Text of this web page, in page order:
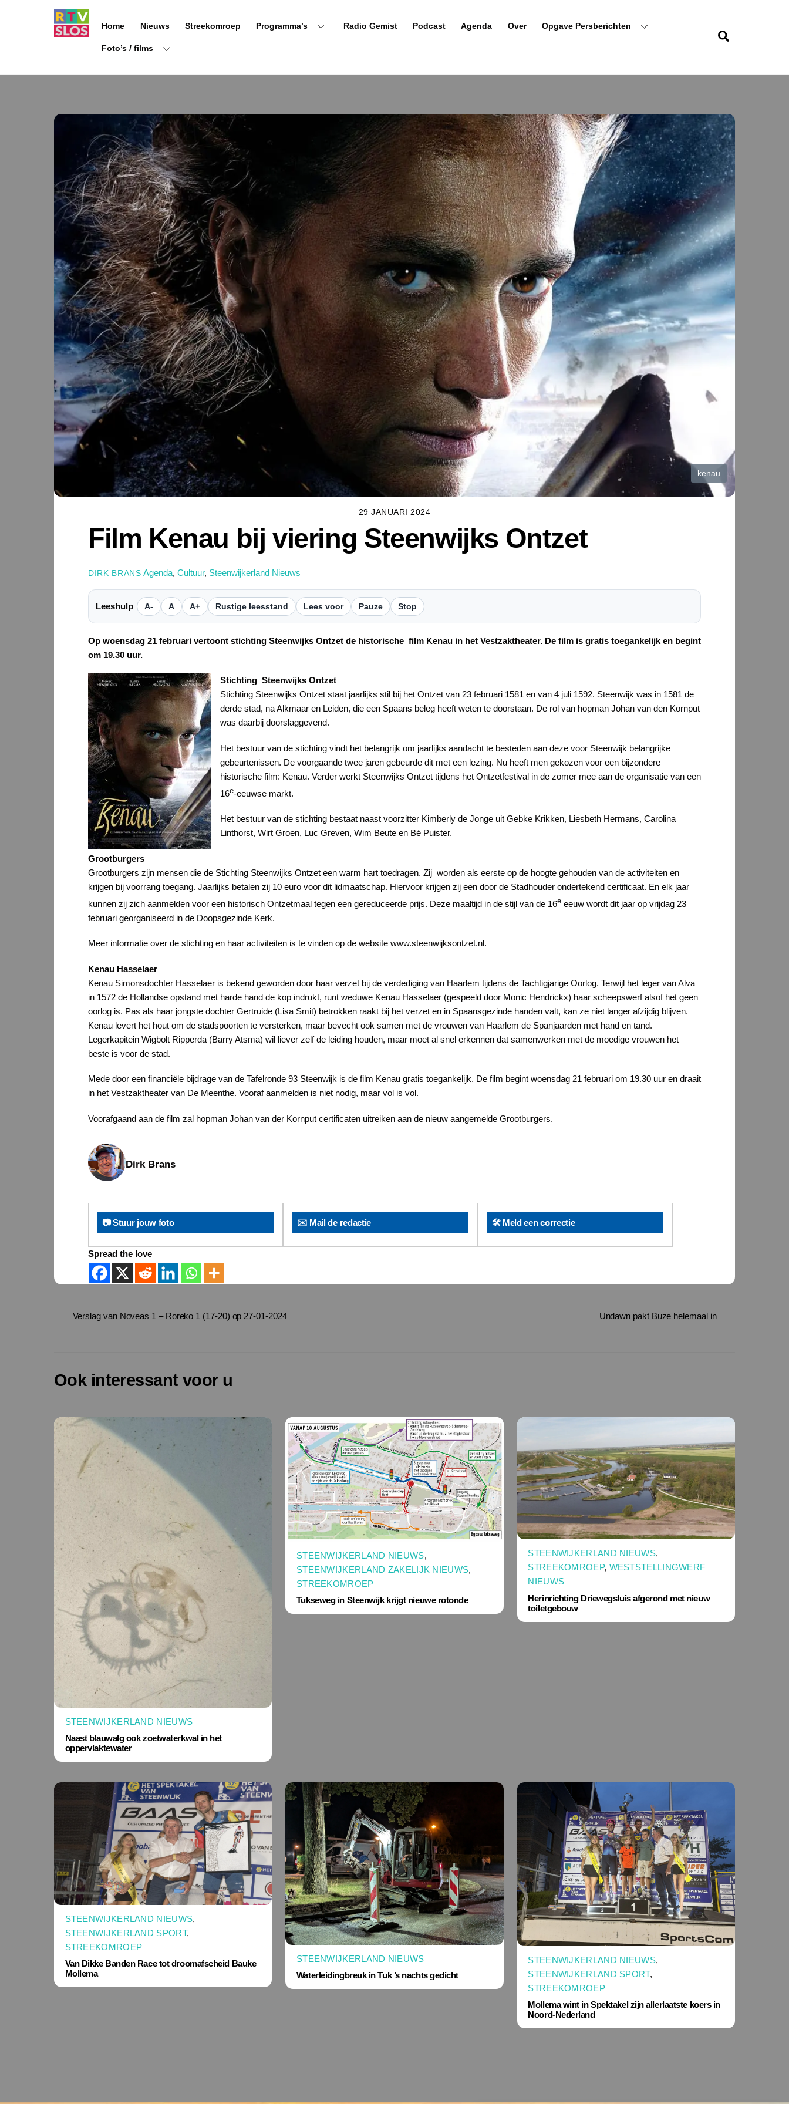
Home Nieuws Streekomroep Programma’s Radio Gemist Podcast Agenda Over Opgave Persberichten
Foto’s / films
kenau
29 JANUARI 2024
Film Kenau bij viering Steenwijks Ontzet
DIRK BRANS Agenda, Cultuur, Steenwijkerland Nieuws
Leeshulp A- A A+ Rustige leesstand Lees voor Pauze Stop
Op woensdag 21 februari vertoont stichting Steenwijks Ontzet de historische film Kenau in het Vestzaktheater. De film is gratis toegankelijk en begint
om 19.30 uur.
Stichting Steenwijks Ontzet
Stichting Steenwijks Ontzet staat jaarlijks stil bij het Ontzet van 23 februari 1581 en van 4 juli 1592. Steenwijk was in 1581 de
derde stad, na Alkmaar en Leiden, die een Spaans beleg heeft weten te doorstaan. De rol van hopman Johan van den Kornput
was daarbij doorslaggevend.
Het bestuur van de stichting vindt het belangrijk om jaarlijks aandacht te besteden aan deze voor Steenwijk belangrijke
gebeurtenissen. De voorgaande twee jaren gebeurde dit met een lezing. Nu heeft men gekozen voor een bijzondere
historische film: Kenau. Verder werkt Steenwijks Ontzet tijdens het Ontzetfestival in de zomer mee aan de organisatie van een
16e-eeuwse markt.
Het bestuur van de stichting bestaat naast voorzitter Kimberly de Jonge uit Gebke Krikken, Liesbeth Hermans, Carolina
Linthorst, Wirt Groen, Luc Greven, Wim Beute en Bé Puister.
Grootburgers
Grootburgers zijn mensen die de Stichting Steenwijks Ontzet een warm hart toedragen. Zij worden als eerste op de hoogte gehouden van de activiteiten en
krijgen bij voorrang toegang. Jaarlijks betalen zij 10 euro voor dit lidmaatschap. Hiervoor krijgen zij een door de Stadhouder ondertekend certificaat. En elk jaar
kunnen zij zich aanmelden voor een historisch Ontzetmaal tegen een gereduceerde prijs. Deze maaltijd in de stijl van de 16e eeuw wordt dit jaar op vrijdag 23
februari georganiseerd in de Doopsgezinde Kerk.
Meer informatie over de stichting en haar activiteiten is te vinden op de website www.steenwijksontzet.nl.
Kenau Hasselaer
Kenau Simonsdochter Hasselaer is bekend geworden door haar verzet bij de verdediging van Haarlem tijdens de Tachtigjarige Oorlog. Terwijl het leger van Alva
in 1572 de Hollandse opstand met harde hand de kop indrukt, runt weduwe Kenau Hasselaer (gespeeld door Monic Hendrickx) haar scheepswerf alsof het geen
oorlog is. Pas als haar jongste dochter Gertruide (Lisa Smit) betrokken raakt bij het verzet en in Spaansgezinde handen valt, kan ze niet langer afzijdig blijven.
Kenau levert het hout om de stadspoorten te versterken, maar bevecht ook samen met de vrouwen van Haarlem de Spanjaarden met hand en tand.
Legerkapitein Wigbolt Ripperda (Barry Atsma) wil liever zelf de leiding houden, maar moet al snel erkennen dat samenwerken met de moedige vrouwen het
beste is voor de stad.
Mede door een financiële bijdrage van de Tafelronde 93 Steenwijk is de film Kenau gratis toegankelijk. De film begint woensdag 21 februari om 19.30 uur en draait
in het Vestzaktheater van De Meenthe. Vooraf aanmelden is niet nodig, maar vol is vol.
Voorafgaand aan de film zal hopman Johan van der Kornput certificaten uitreiken aan de nieuw aangemelde Grootburgers.
Dirk Brans
📷 Stuur jouw foto ✉️ Mail de redactie 🛠️ Meld een correctie
Spread the love
Verslag van Noveas 1 – Roreko 1 (17-20) op 27-01-2024 Undawn pakt Buze helemaal in
Ook interessant voor u
STEENWIJKERLAND NIEUWS
Naast blauwalg ook zoetwaterkwal in het
oppervlaktewater
STEENWIJKERLAND NIEUWS,
STEENWIJKERLAND ZAKELIJK NIEUWS,
STREEKOMROEP
Tukseweg in Steenwijk krijgt nieuwe rotonde
STEENWIJKERLAND NIEUWS,
STREEKOMROEP, WESTSTELLINGWERF
NIEUWS
Herinrichting Driewegsluis afgerond met nieuw
toiletgebouw
STEENWIJKERLAND NIEUWS,
STEENWIJKERLAND SPORT,
STREEKOMROEP
Van Dikke Banden Race tot droomafscheid Bauke
Mollema
STEENWIJKERLAND NIEUWS
Waterleidingbreuk in Tuk ’s nachts gedicht
STEENWIJKERLAND NIEUWS,
STEENWIJKERLAND SPORT,
STREEKOMROEP
Mollema wint in Spektakel zijn allerlaatste koers in
Noord-Nederland